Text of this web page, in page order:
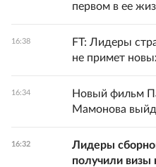
первом в ее
16:38
FT: Лидеры
не примет
16:34
Новый фильм
Мамонова
16:32
Лидеры
получили визы